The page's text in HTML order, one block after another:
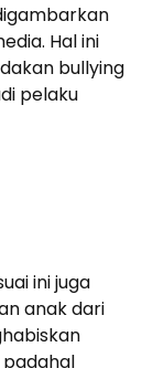
Hal ini
bullying
pelaku
ini juga
anak dari